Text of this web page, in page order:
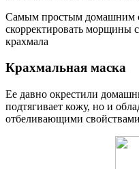
Самым простым домашним
скорректировать морщины
крахмала
Крахмальная маска
Ее давно окрестили
подтягивает кожу, но и
отбеливающими